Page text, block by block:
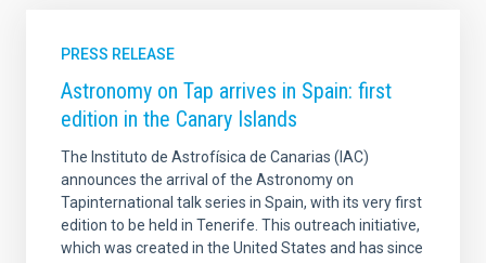
PRESS RELEASE
Astronomy on Tap arrives in Spain: first
edition in the Canary Islands
The Instituto de Astrofísica de Canarias (IAC)
announces the arrival of the Astronomy on
Tapinternational talk series in Spain, with its very first
edition to be held in Tenerife. This outreach initiative,
which was created in the United States and has since